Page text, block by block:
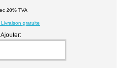
avec 20% TVA
Livraison gratuite
Ajouter: